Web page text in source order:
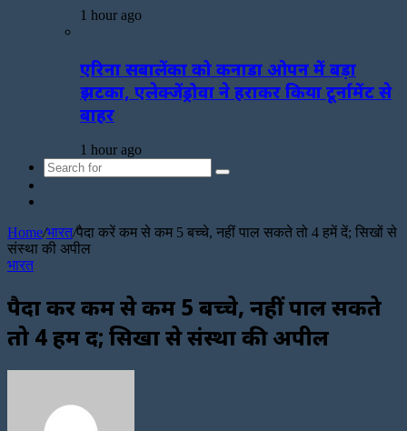
1 hour ago
एरिना सबालेंका को कनाडा ओपन में बड़ा
झटका, एलेक्जेंड्रोवा ने हराकर किया टूर्नामेंट से
बाहर
1 hour ago
Search
Home/भारत/पैदा करें कम से कम 5 बच्चे, नहीं पाल सकते तो 4 हमें दें; सिखों से
संस्था की अपील
भारत
पैदा करें कम से कम 5 बच्चे, नहीं पाल सकते
तो 4 हमें दें; सिखों से संस्था की अपील